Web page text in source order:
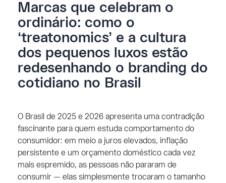
Marcas que celebram o
ordinário: como o
‘treatonomics’ e a cultura
dos pequenos luxos estão
redesenhando o branding do
cotidiano no Brasil
O Brasil de 2025 e 2026 apresenta uma contradição
fascinante para quem estuda comportamento do
consumidor: em meio a juros elevados, inflação
persistente e um orçamento doméstico cada vez
mais espremido, as pessoas não pararam de
consumir — elas simplesmente trocaram o tamanho